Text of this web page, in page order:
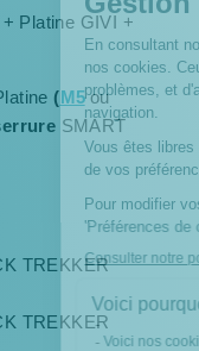
Platine GIVI +
(M5ou
SMART
TREKKER
TREKKER